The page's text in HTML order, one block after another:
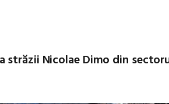
străzii Nicolae Dimo din